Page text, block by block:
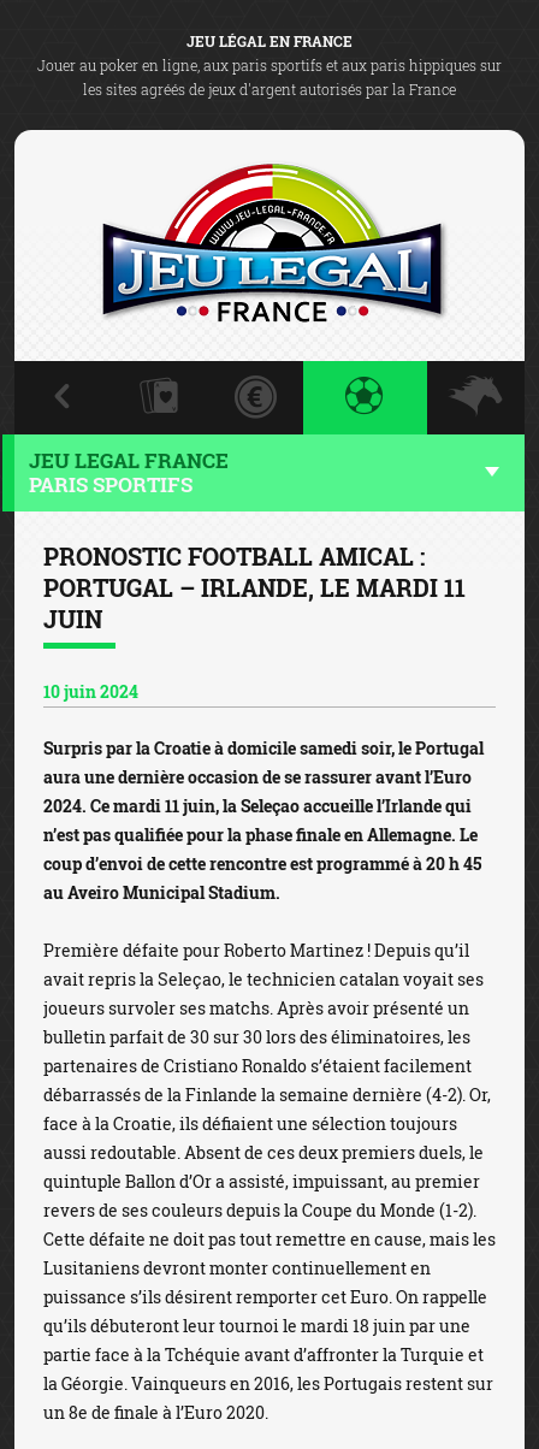
JEU LÉGAL EN FRANCE
Jouer au poker en ligne, aux paris sportifs et aux paris hippiques sur
les sites agréés de jeux d'argent autorisés par la France
JEU LEGAL FRANCE
PARIS SPORTIFS
PRONOSTIC FOOTBALL AMICAL :
PORTUGAL – IRLANDE, LE MARDI 11
JUIN
10 juin 2024
Surpris par la Croatie à domicile samedi soir, le Portugal
aura une dernière occasion de se rassurer avant l’Euro
2024. Ce mardi 11 juin, la Seleçao accueille l’Irlande qui
n’est pas qualifiée pour la phase finale en Allemagne. Le
coup d’envoi de cette rencontre est programmé à 20 h 45
au Aveiro Municipal Stadium.
Première défaite pour Roberto Martinez ! Depuis qu’il
avait repris la Seleçao, le technicien catalan voyait ses
joueurs survoler ses matchs. Après avoir présenté un
bulletin parfait de 30 sur 30 lors des éliminatoires, les
partenaires de Cristiano Ronaldo s’étaient facilement
débarrassés de la Finlande la semaine dernière (4-2). Or,
face à la Croatie, ils défiaient une sélection toujours
aussi redoutable. Absent de ces deux premiers duels, le
quintuple Ballon d’Or a assisté, impuissant, au premier
revers de ses couleurs depuis la Coupe du Monde (1-2).
Cette défaite ne doit pas tout remettre en cause, mais les
Lusitaniens devront monter continuellement en
puissance s’ils désirent remporter cet Euro. On rappelle
qu’ils débuteront leur tournoi le mardi 18 juin par une
partie face à la Tchéquie avant d’affronter la Turquie et
la Géorgie. Vainqueurs en 2016, les Portugais restent sur
un 8e de finale à l’Euro 2020.